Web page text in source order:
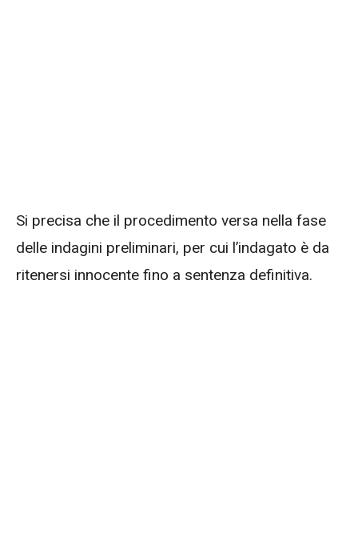
Si precisa che il procedimento versa nella fase
delle indagini preliminari, per cui l’indagato è da
ritenersi innocente fino a sentenza definitiva.